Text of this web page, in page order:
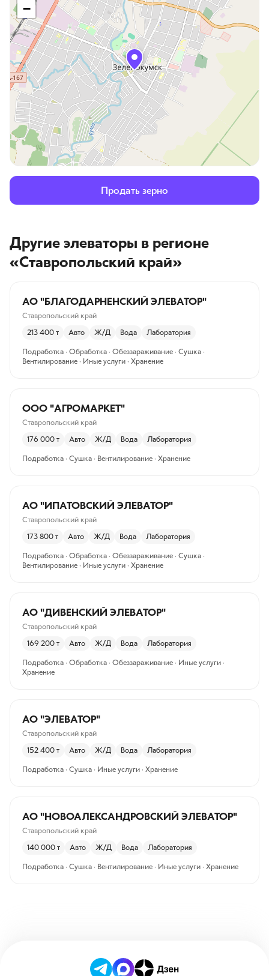
−
Продать зерно
Другие элеваторы в регионе
«Ставропольский край»
АО "БЛАГОДАРНЕНСКИЙ ЭЛЕВАТОР"
Ставропольский край
213 400 т Авто Ж/Д Вода Лаборатория
Подработка · Обработка · Обеззараживание · Сушка ·
Вентилирование · Иные услуги · Хранение
ООО "АГРОМАРКЕТ"
Ставропольский край
176 000 т Авто Ж/Д Вода Лаборатория
Подработка · Сушка · Вентилирование · Хранение
АО "ИПАТОВСКИЙ ЭЛЕВАТОР"
Ставропольский край
173 800 т Авто Ж/Д Вода Лаборатория
Подработка · Обработка · Обеззараживание · Сушка ·
Вентилирование · Иные услуги · Хранение
АО "ДИВЕНСКИЙ ЭЛЕВАТОР"
Ставропольский край
169 200 т Авто Ж/Д Вода Лаборатория
Подработка · Обработка · Обеззараживание · Иные услуги ·
Хранение
АО "ЭЛЕВАТОР"
Ставропольский край
152 400 т Авто Ж/Д Вода Лаборатория
Подработка · Сушка · Иные услуги · Хранение
АО "НОВОАЛЕКСАНДРОВСКИЙ ЭЛЕВАТОР"
Ставропольский край
140 000 т Авто Ж/Д Вода Лаборатория
Подработка · Сушка · Вентилирование · Иные услуги · Хранение